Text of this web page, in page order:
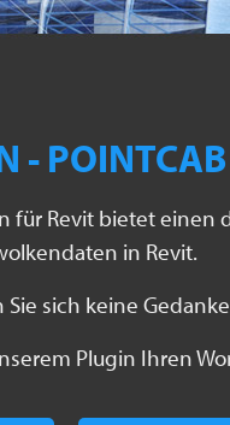
-
Revit bietet
in Revit.
sich keine
Plugin Ihren